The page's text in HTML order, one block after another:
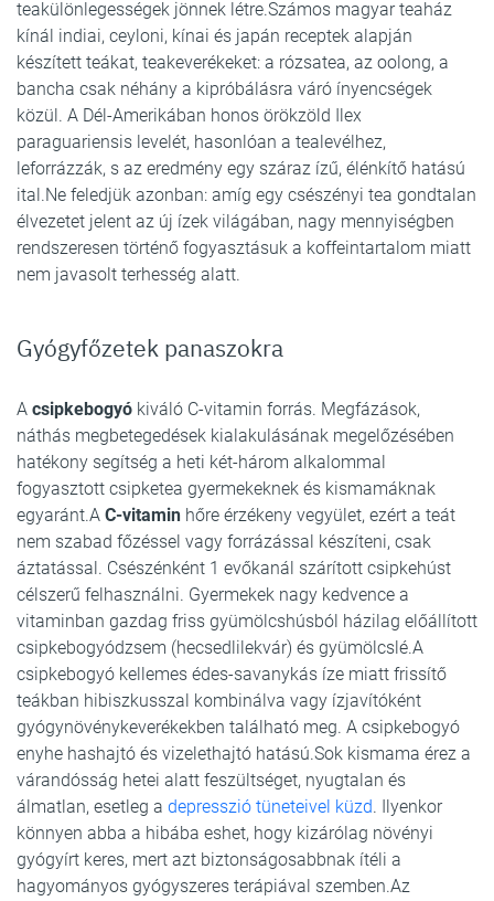
teakülönlegességek jönnek létre.Számos magyar teaház
kínál indiai, ceyloni, kínai és japán receptek alapján
készített teákat, teakeverékeket: a rózsatea, az oolong, a
bancha csak néhány a kipróbálásra váró ínyencségek
közül. A Dél-Amerikában honos örökzöld Ilex
paraguariensis levelét, hasonlóan a tealevélhez,
leforrázzák, s az eredmény egy száraz ízű, élénkítő hatású
ital.Ne feledjük azonban: amíg egy csészényi tea gondtalan
élvezetet jelent az új ízek világában, nagy mennyiségben
rendszeresen történő fogyasztásuk a koffeintartalom miatt
nem javasolt terhesség alatt.
Gyógyfőzetek panaszokra
A csipkebogyó kiváló C-vitamin forrás. Megfázások,
náthás megbetegedések kialakulásának megelőzésében
hatékony segítség a heti két-három alkalommal
fogyasztott csipketea gyermekeknek és kismamáknak
egyaránt.A C-vitamin hőre érzékeny vegyület, ezért a teát
nem szabad főzéssel vagy forrázással készíteni, csak
áztatással. Csészénként 1 evőkanál szárított csipkehúst
célszerű felhasználni. Gyermekek nagy kedvence a
vitaminban gazdag friss gyümölcshúsból házilag előállított
csipkebogyódzsem (hecsedlilekvár) és gyümölcslé.A
csipkebogyó kellemes édes-savanykás íze miatt frissítő
teákban hibiszkusszal kombinálva vagy ízjavítóként
gyógynövénykeverékekben található meg. A csipkebogyó
enyhe hashajtó és vizelethajtó hatású.Sok kismama érez a
várandósság hetei alatt feszültséget, nyugtalan és
álmatlan, esetleg a depresszió tüneteivel küzd. Ilyenkor
könnyen abba a hibába eshet, hogy kizárólag növényi
gyógyírt keres, mert azt biztonságosabbnak ítéli a
hagyományos gyógyszeres terápiával szemben.Az